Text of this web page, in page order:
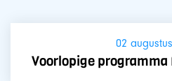
02
Voorlopige